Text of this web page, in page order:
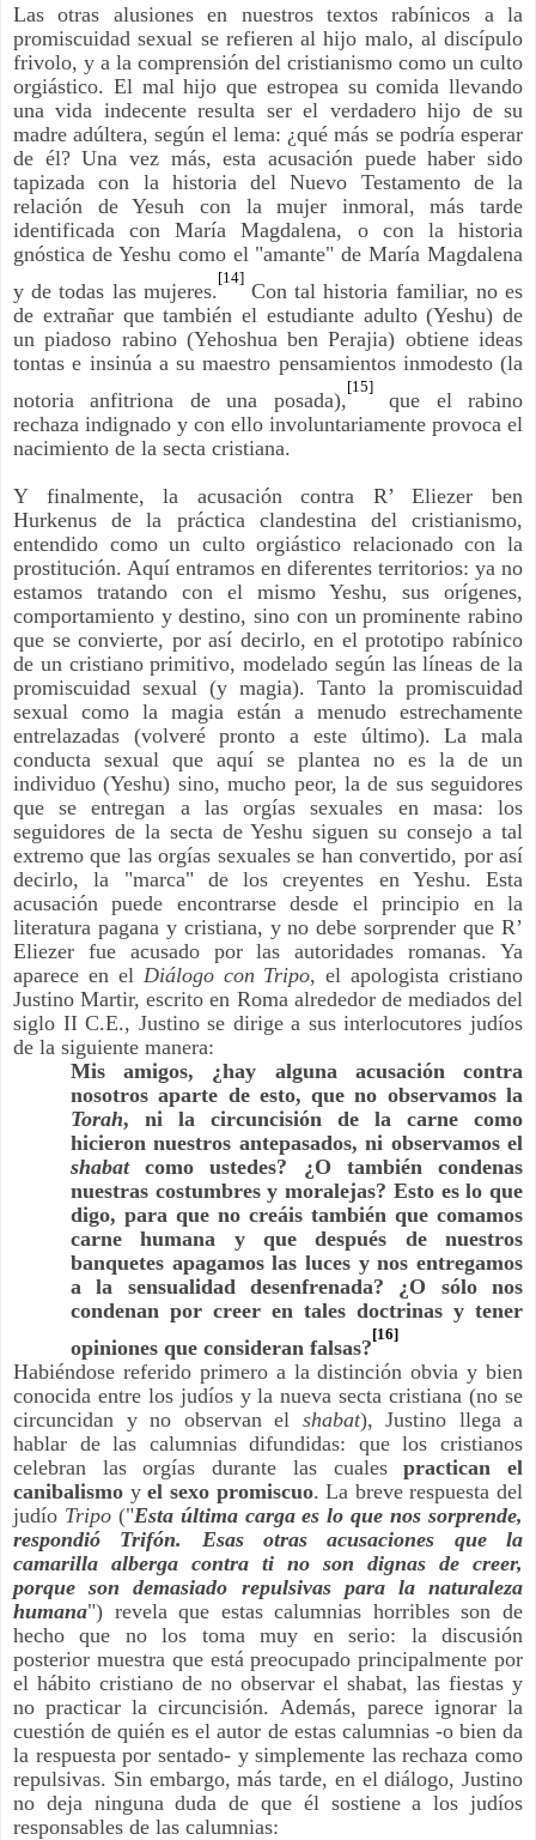
Las otras alusiones en nuestros textos rabínicos a la
promiscuidad sexual se refieren al hijo malo, al discípulo
frivolo, y a la comprensión del cristianismo como un culto
orgiástico. El mal hijo que estropea su comida llevando
una vida indecente resulta ser el verdadero hijo de su
madre adúltera, según el lema: ¿qué más se podría esperar
de él? Una vez más, esta acusación puede haber sido
tapizada con la historia del Nuevo Testamento de la
relación de Yesuh con la mujer inmoral, más tarde
identificada con María Magdalena, o con la historia
gnóstica de Yeshu como el "amante" de María Magdalena
y de todas las mujeres.
[14]
Con tal historia familiar, no es
de extrañar que también el estudiante adulto (Yeshu) de
un piadoso rabino (Yehoshua ben Perajia) obtiene ideas
tontas e insinúa a su maestro pensamientos inmodesto (la
notoria anfitriona de una posada),
[15]
que el rabino
rechaza indignado y con ello involuntariamente provoca el
nacimiento de la secta cristiana.
Y finalmente, la acusación contra R’ Eliezer ben
Hurkenus de la práctica clandestina del cristianismo,
entendido como un culto orgiástico relacionado con la
prostitución. Aquí entramos en diferentes territorios: ya no
estamos tratando con el mismo Yeshu, sus orígenes,
comportamiento y destino, sino con un prominente rabino
que se convierte, por así decirlo, en el prototipo rabínico
de un cristiano primitivo, modelado según las líneas de la
promiscuidad sexual (y magia). Tanto la promiscuidad
sexual como la magia están a menudo estrechamente
entrelazadas (volveré pronto a este último). La mala
conducta sexual que aquí se plantea no es la de un
individuo (Yeshu) sino, mucho peor, la de sus seguidores
que se entregan a las orgías sexuales en masa: los
seguidores de la secta de Yeshu siguen su consejo a tal
extremo que las orgías sexuales se han convertido, por así
decirlo, la "marca" de los creyentes en Yeshu. Esta
acusación puede encontrarse desde el principio en la
literatura pagana y cristiana, y no debe sorprender que R’
Eliezer fue acusado por las autoridades romanas. Ya
aparece en el Diálogo con Tripo, el apologista cristiano
Justino Martir, escrito en Roma alrededor de mediados del
siglo II C.E., Justino se dirige a sus interlocutores judíos
de la siguiente manera:
Mis amigos, ¿hay alguna acusación contra
nosotros aparte de esto, que no observamos la
Torah, ni la circuncisión de la carne como
hicieron nuestros antepasados, ni observamos el
shabatcomo ustedes? ¿O también condenas
nuestras costumbres y moralejas? Esto es lo que
digo, para que no creáis también que comamos
carne humana y que después de nuestros
banquetes apagamos las luces y nos entregamos
a la sensualidad desenfrenada? ¿O sólo nos
condenan por creer en tales doctrinas y tener
opiniones que consideran falsas?
[16]
Habiéndose referido primero a la distinción obvia y bien
conocida entre los judíos y la nueva secta cristiana (no se
circuncidan y no observan el shabat), Justino llega a
hablar de las calumnias difundidas: que los cristianos
celebran las orgías durante las cualespractican el
canibalismo yel sexo promiscuo. La breve respuesta del
judío Tripo ("Esta última carga es lo que nos sorprende,
respondió Trifón. ​​Esas otras acusaciones que la
camarilla alberga contra ti no son dignas de creer,
porque son demasiado repulsivas para la naturaleza
humana") revela que estas calumnias horribles son de
hecho que no los toma muy en serio: la discusión
posterior muestra que está preocupado principalmente por
el hábito cristiano de no observar el shabat, las fiestas y
no practicar la circuncisión. Además, parece ignorar la
cuestión de quién es el autor de estas calumnias -o bien da
la respuesta por sentado- y simplemente las rechaza como
repulsivas. Sin embargo, más tarde, en el diálogo, Justino
no deja ninguna duda de que él sostiene a los judíos
responsables de las calumnias: